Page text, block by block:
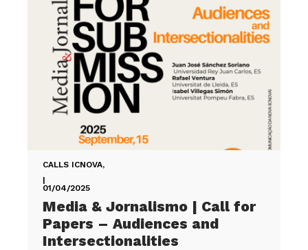
CALLS ICNOVA,
|
01/04/2025
Media & Jornalismo | Call for
Papers – Audiences and
Intersectionalities